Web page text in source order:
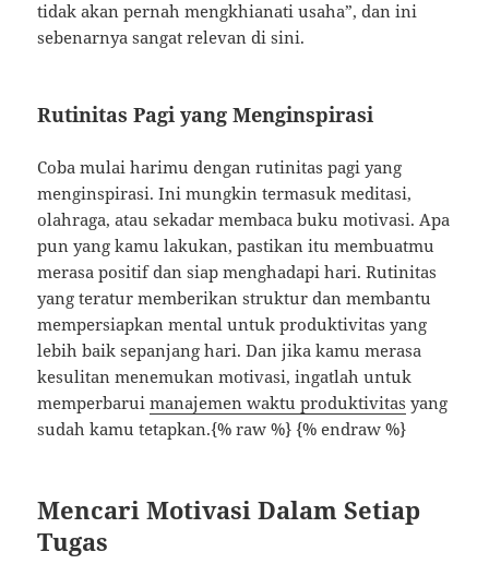
tidak akan pernah mengkhianati usaha”, dan ini
sebenarnya sangat relevan di sini.
Rutinitas Pagi yang Menginspirasi
Coba mulai harimu dengan rutinitas pagi yang
menginspirasi. Ini mungkin termasuk meditasi,
olahraga, atau sekadar membaca buku motivasi. Apa
pun yang kamu lakukan, pastikan itu membuatmu
merasa positif dan siap menghadapi hari. Rutinitas
yang teratur memberikan struktur dan membantu
mempersiapkan mental untuk produktivitas yang
lebih baik sepanjang hari. Dan jika kamu merasa
kesulitan menemukan motivasi, ingatlah untuk
memperbaruimanajemen waktu produktivitas yang
sudah kamu tetapkan.{% raw %} {% endraw %}
Mencari Motivasi Dalam Setiap
Tugas